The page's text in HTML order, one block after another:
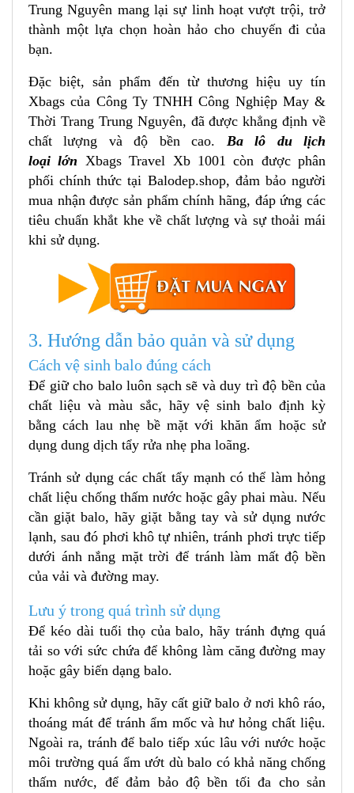
Trung Nguyên mang lại sự linh hoạt vượt trội, trở
thành một lựa chọn hoàn hảo cho chuyến đi của
bạn.
Đặc biệt, sản phẩm đến từ thương hiệu uy tín
Xbags của Công Ty TNHH Công Nghiệp May &
Thời Trang Trung Nguyên, đã được khẳng định về
chất lượng và độ bền cao. Ba lô du lịch
loại lớn Xbags Travel Xb 1001 còn được phân
phối chính thức tại Balodep.shop, đảm bảo người
mua nhận được sản phẩm chính hãng, đáp ứng các
tiêu chuẩn khắt khe về chất lượng và sự thoải mái
khi sử dụng.
3. Hướng dẫn bảo quản và sử dụng
Cách vệ sinh balo đúng cách
Để giữ cho balo luôn sạch sẽ và duy trì độ bền của
chất liệu và màu sắc, hãy vệ sinh balo định kỳ
bằng cách lau nhẹ bề mặt với khăn ẩm hoặc sử
dụng dung dịch tẩy rửa nhẹ pha loãng.
Tránh sử dụng các chất tẩy mạnh có thể làm hỏng
chất liệu chống thấm nước hoặc gây phai màu. Nếu
cần giặt balo, hãy giặt bằng tay và sử dụng nước
lạnh, sau đó phơi khô tự nhiên, tránh phơi trực tiếp
dưới ánh nắng mặt trời để tránh làm mất độ bền
của vải và đường may.
Lưu ý trong quá trình sử dụng
Để kéo dài tuổi thọ của balo, hãy tránh đựng quá
tải so với sức chứa để không làm căng đường may
hoặc gây biến dạng balo.
Khi không sử dụng, hãy cất giữ balo ở nơi khô ráo,
thoáng mát để tránh ẩm mốc và hư hỏng chất liệu.
Ngoài ra, tránh để balo tiếp xúc lâu với nước hoặc
môi trường quá ẩm ướt dù balo có khả năng chống
thấm nước, để đảm bảo độ bền tối đa cho sản